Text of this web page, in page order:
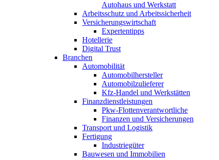
Autohaus und Werkstatt
Arbeitsschutz und Arbeitssicherheit
Versicherungswirtschaft
Expertentipps
Hotellerie
Digital Trust
Branchen
Automobilität
Automobilhersteller
Automobilzulieferer
Kfz-Handel und Werkstätten
Finanzdienstleistungen
Pkw‑Flottenverantwortliche
Finanzen und Versicherungen
Transport und Logistik
Fertigung
Industriegüter
Bauwesen und Immobilien